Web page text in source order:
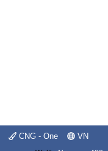
CNG - One VN